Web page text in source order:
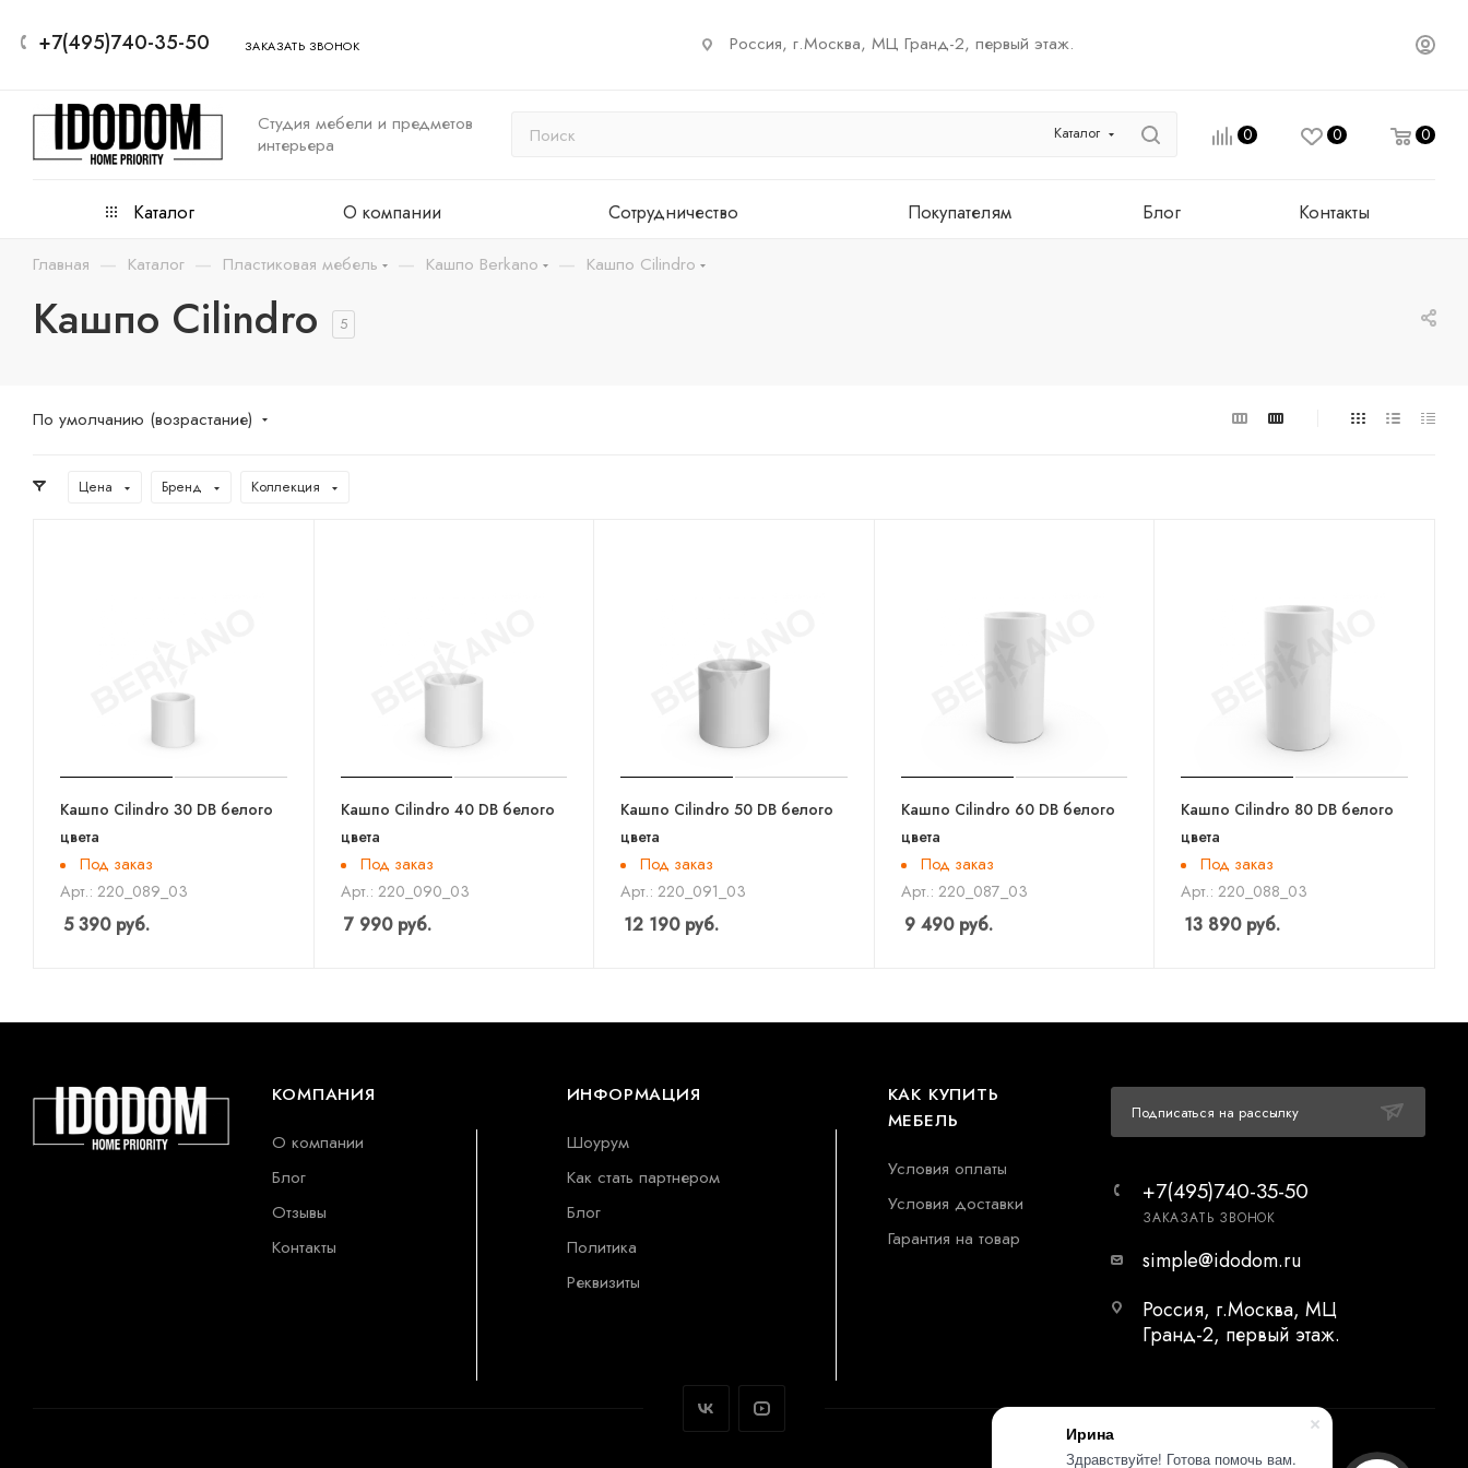
Ирина
Здравствуйте! Готова помочь вам.
+7(495)740-35-50 ЗАКАЗАТЬ ЗВОНОК Россия, г.Москва, МЦ Гранд-2, первый этаж.
Студия мебели и предметов
интерьера
Каталог 0 0 0
Каталог О компании Сотрудничество Покупателям Блог Контакты
Главная — Каталог — Пластиковая мебель — Кашпо Berkano — Кашпо Cilindro
Кашпо Cilindro 5
По умолчанию (возрастание)
Цена Бренд Коллекция
Кашпо Cilindro 30 DB белого
цвета
Под заказ
Арт.: 220_089_03
5 390руб.
Кашпо Cilindro 40 DB белого
цвета
Под заказ
Арт.: 220_090_03
7 990руб.
Кашпо Cilindro 50 DB белого
цвета
Под заказ
Арт.: 220_091_03
12 190руб.
Кашпо Cilindro 60 DB белого
цвета
Под заказ
Арт.: 220_087_03
9 490руб.
Кашпо Cilindro 80 DB белого
цвета
Под заказ
Арт.: 220_088_03
13 890руб.
КОМПАНИЯ
О компании
Блог
Отзывы
Контакты
ИНФОРМАЦИЯ
Шоурум
Как стать партнером
Блог
Политика
Реквизиты
КАК КУПИТЬ
МЕБЕЛЬ
Условия оплаты
Условия доставки
Гарантия на товар
Подписаться на рассылку
+7(495)740-35-50
ЗАКАЗАТЬ ЗВОНОК
simple@idodom.ru
Россия, г.Москва, МЦ
Гранд-2, первый этаж.